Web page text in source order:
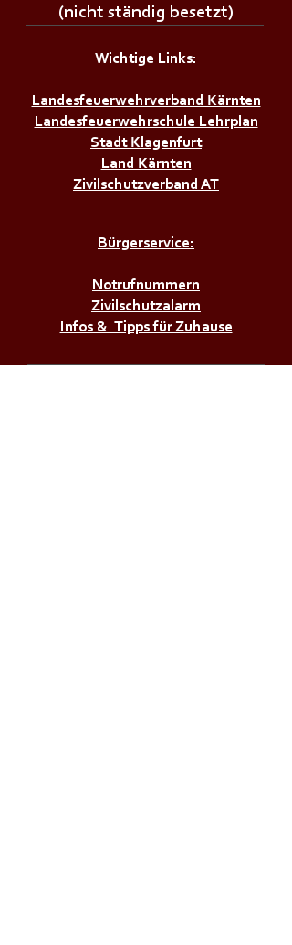
(nicht ständig besetzt)
Wichtige Links:
Landesfeuerwehrverband Kärnten
Landesfeuerwehrschule Lehrplan
Stadt Klagenfurt
Land Kärnten
Zivilschutzverband AT
Bürgerservice:
Notrufnummern
Zivilschutzalarm
Infos & Tipps für Zuhause